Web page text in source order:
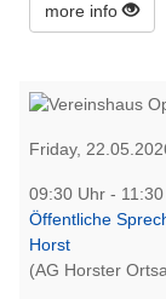
more info
Friday,
09:30 Uhr -
Öffentliche
Horst
(AG Horster